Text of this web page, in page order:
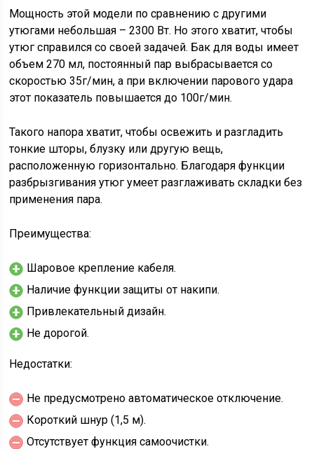
Мощность этой модели по сравнению с другими
утюгами небольшая – 2300 Вт. Но этого хватит, чтобы
утюг справился со своей задачей. Бак для воды имеет
объем 270 мл, постоянный пар выбрасывается со
скоростью 35г/мин, а при включении парового удара
этот показатель повышается до 100г/мин.
Такого напора хватит, чтобы освежить и разгладить
тонкие шторы, блузку или другую вещь,
расположенную горизонтально. Благодаря функции
разбрызгивания утюг умеет разглаживать складки без
применения пара.
Преимущества:
Шаровое крепление кабеля.
Наличие функции защиты от накипи.
Привлекательный дизайн.
Не дорогой.
Недостатки:
Не предусмотрено автоматическое отключение.
Короткий шнур (1,5 м).
Отсутствует функция самоочистки.